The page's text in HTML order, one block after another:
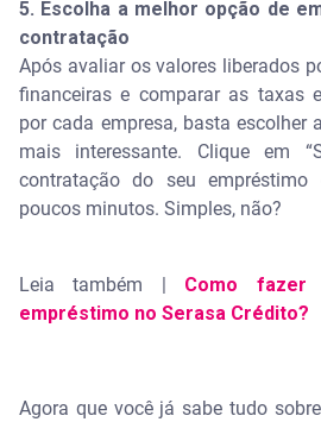
5. Escolha a melhor opção de
contratação
Após avaliar os valores liberados
financeiras e comparar as taxas
por cada empresa, basta escolher
mais interessante. Clique em
contratação do seu
poucos minutos. Simples, não?
Leia também |
Como fazer
empréstimo no Serasa Crédito?
Agora que você já sabe tudo